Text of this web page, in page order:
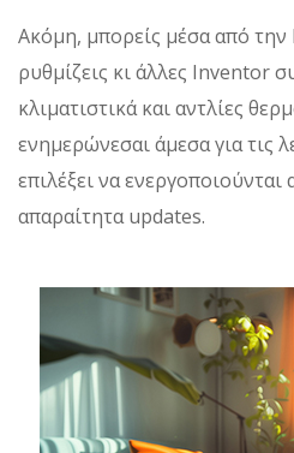
Ακόμη, μπορείς μέσα από
ρυθμίζεις κι άλλες Inventor
κλιματιστικά και αντλίες
ενημερώνεσαι άμεσα για τις
επιλέξει να ενεργοποιούνται
απαραίτητα updates.